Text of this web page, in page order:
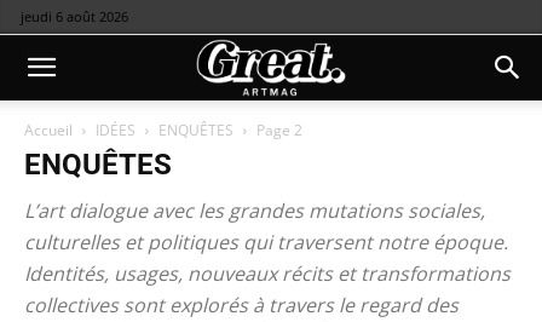
jeudi 6 août 2026
Accueil IDÉES ENQUÊTES Page 2
ENQUÊTES
L’art dialogue avec les grandes mutations sociales,
culturelles et politiques qui traversent notre époque.
Identités, usages, nouveaux récits et transformations
collectives sont explorés à travers le regard des